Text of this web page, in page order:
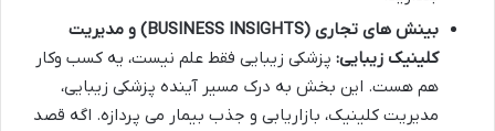
بینش های تجاری (BUSINESS INSIGHTS) و مدیریت
کلینیک زیبایی: پزشکی زیبایی فقط علم نیست، یه کسب وکار
هم هست. این بخش به درک مسیر آینده پزشکی زیبایی،
مدیریت کلینیک، بازاریابی و جذب بیمار می پردازه. اگه قصد